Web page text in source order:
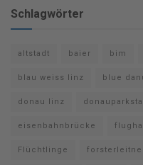
Schlagwörter
altstadt baier bim
blau weiss linz blue
donau linz
eisenbahnbrücke
Flüchtlinge